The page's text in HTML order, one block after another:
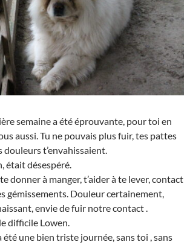
semaine a été éprouvante, pour toi en
aussi. Tu ne pouvais plus fuir, tes pattes
douleurs t’envahissaient.
était désespéré.
donner à manger, t’aider à te lever, contact
gémissements. Douleur certainement,
envie de fuir notre contact .
difficile Lowen.
été une bien triste journée, sans toi , sans